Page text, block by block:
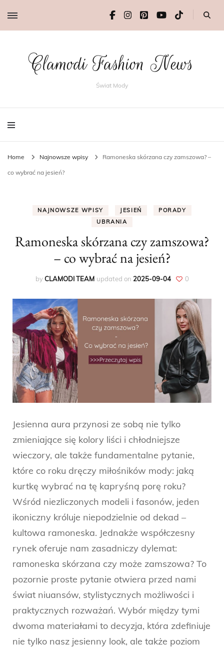
Clamodi Fashion News
Świat Mody
Home Najnowsze wpisy Ramoneska skórzana czy zamszowa? –
co wybrać na jesień?
NAJNOWSZE WPISY JESIEŃ
PORADY
UBRANIA
Ramoneska skórzana czy zamszowa?
– co wybrać na jesień?
byCLAMODI TEAM updated on 2025-09-04 0
Jesienna aura przynosi ze sobą nie tylko
zmieniające się kolory liści i chłodniejsze
wieczory, ale także fundamentalne pytanie,
które co roku dręczy miłośników mody: jaką
kurtkę wybrać na tę kapryśną porę roku?
Wśród niezliczonych modeli i fasonów, jeden
ikoniczny króluje niepodzielnie od dekad –
kultowa ramoneska. Jednakże współczesny
rynek oferuje nam zasadniczy dylemat:
ramoneska skórzana czy może zamszowa? To
pozornie proste pytanie otwiera przed nami
świat niuansów, stylistycznych możliwości i
praktycznych rozważań. Wybór między tymi
dwoma materiałami to decyzja, która zdefiniuje
nie tylko nasz jesienny look, ale także poziom